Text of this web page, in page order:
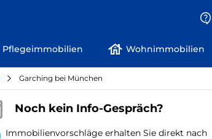
Pflegeimmobilien Wohnimmobilien
Garching bei München
Noch kein Info-Gespräch?
Immobilienvorschläge erhalten Sie direkt nach